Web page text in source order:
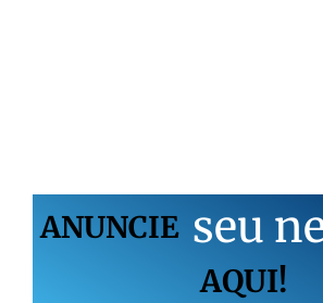
ANUNCIE seu n
AQUI!